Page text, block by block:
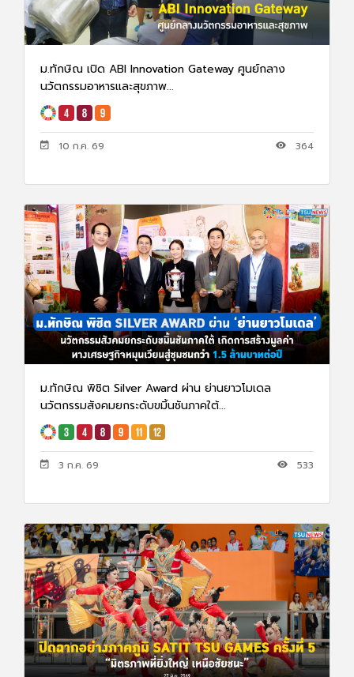
ม.ทักษิณ เปิด ABI Innovation Gateway ศูนย์กลาง
นวัตกรรมอาหารและสุขภาพ...
10 ก.ค. 69 364
ม.ทักษิณ พิชิต Silver Award ผ่าน ย่านยาวโมเดล
นวัตกรรมสังคมยกระดับขมิ้นชันภาคใต้...
3 ก.ค. 69 533